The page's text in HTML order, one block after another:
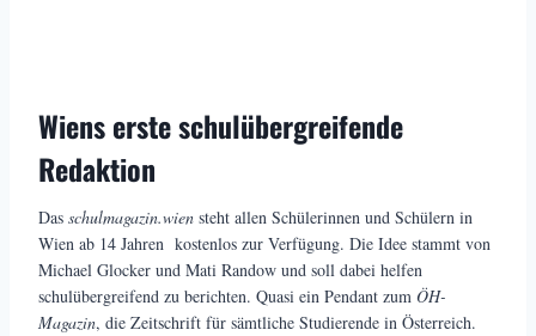
Wiens erste schulübergreifende
Redaktion
Das schulmagazin.wien steht allen Schülerinnen und Schülern in
Wien ab 14 Jahren kostenlos zur Verfügung. Die Idee stammt von
Michael Glocker und Mati Randow und soll dabei helfen
schulübergreifend zu berichten. Quasi ein Pendant zum ÖH-
Magazin, die Zeitschrift für sämtliche Studierende in Österreich.